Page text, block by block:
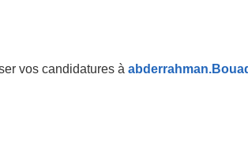
vos candidatures à